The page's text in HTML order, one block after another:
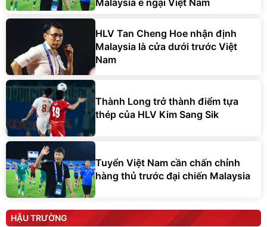
HLV Tan Cheng Hoe nhận định
Malaysia là cửa dưới trước Việt
Nam
Thành Long trở thành điểm tựa
thép của HLV Kim Sang Sik
Tuyển Việt Nam cần chấn chỉnh
hàng thủ trước đại chiến Malaysia
HẬU TRƯỜNG